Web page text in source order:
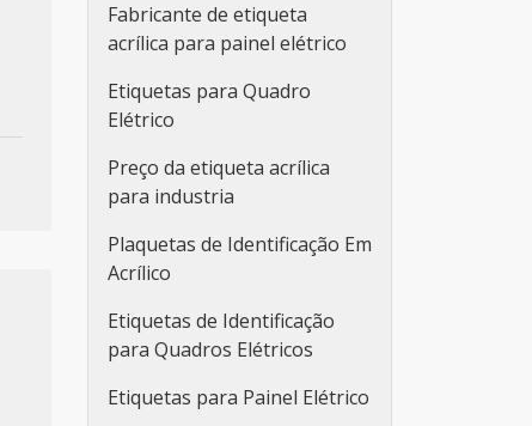
Fabricante de etiqueta
acrílica para painel elétrico
Etiquetas para Quadro
Elétrico
Preço da etiqueta acrílica
para industria
Plaquetas de Identificação Em
Acrílico
Etiquetas de Identificação
para Quadros Elétricos
Etiquetas para Painel Elétrico